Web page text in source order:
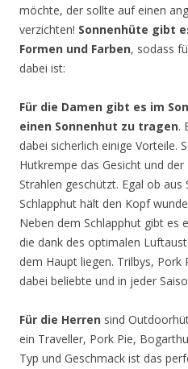
möchte, der sollte auf einen
verzichten! Sonnenhüte gibt
Formen und Farben, sodass
dabei ist:
Für die Damen gibt es im
einen Sonnenhut zu tragen.
dabei sicherlich einige Vorteile.
Hutkrempe das Gesicht und
Strahlen geschützt. Egal ob
Schlapphut hält den Kopf
Neben dem Schlapphut gibt es
die dank des optimalen
dem Haupt liegen. Trilbys,
dabei beliebte und in jeder
Für die Herren sind
ein Traveller, Pork Pie,
Typ und Geschmack ist das